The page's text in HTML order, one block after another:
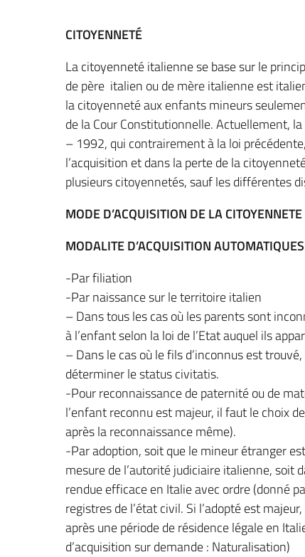
CITOYENNETÉ
La citoyenneté italienne se base sur le
de père italien ou de mère italienne est
la citoyenneté aux enfants mineurs
de la Cour Constitutionnelle. Actuellement,
– 1992, qui contrairement à la loi
l’acquisition et dans la perte de la
plusieurs citoyennetés, sauf les différentes
MODE D’ACQUISITION DE LA
MODALITE D’ACQUISITION AUTOMATIQUES
-Par filiation
-Par naissance sur le territoire italien
– Dans tous les cas où les parents sont
à l’enfant selon la loi de l’Etat auquel ils
– Dans le cas où le fils d’inconnus est
déterminer le status civitatis.
-Pour reconnaissance de paternité ou de
l’enfant reconnu est majeur, il faut le choix
après la reconnaissance même).
-Par adoption, soit que le mineur étranger
mesure de l’autorité judiciaire italienne, soit
rendue efficace en Italie avec ordre (donné
registres de l’état civil. Si l’adopté est
après une période de résidence légale en
d’acquisition sur demande : Naturalisation)